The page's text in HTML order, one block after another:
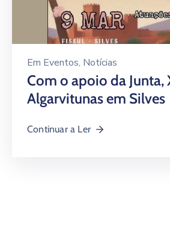
Em Eventos‚ Notícias
Com o apoio da Junta,
Algarvitunas em Silves
Continuar a Ler